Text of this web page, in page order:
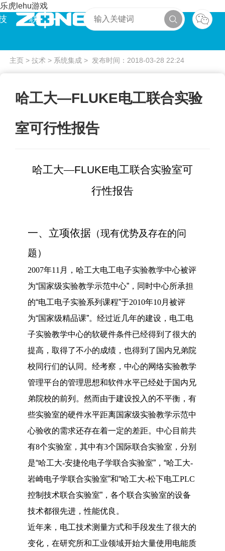
乐虎lehu游戏
联
系
主页 > 技术 > 系统集成 > 发布时间：2018-03-28 22:24
哈工大—FLUKE电工联合实验
室可行性报告
哈工大—FLUKE电工联合实验室可
行性报告
一、立项依据 （现有优势及存在的问
题）
2007年11 月，哈工大电工电子实验教学中心被评
为“国家级实验教学示范中心”，同时中心所承担
的“电工电子实验系列课程”于2010年10月被评
为“国家级精品课”。经过近几年的建设，电工电
子实验教学中心的软硬件条件已经得到了很大的
提高，取得了不小的成绩，也得到了国内兄弟院
校同行们的认同。经考察，中心的网络实验教学
管理平台的管理思想和软件水平已经处于国内兄
弟院校的前列。然而由于建设投入的不平衡，有
些实验室的硬件水平距离国家级实验教学示范中
心验收的需求还存在着一定的差距。中心目前共
有8个实验室，其中有3个国际联合实验室，分别
是“哈工大-安捷伦电子学联合实验室”，“哈工大-
岩崎电子学联合实验室”和“哈工大-松下电工PLC
控制技术联合实验室”，各个联合实验室的设备
技术都很先进，性能优良。
近年来，电工技术测量方式和手段发生了很大的
变化，在研究所和工业领域开始大量使用电能质